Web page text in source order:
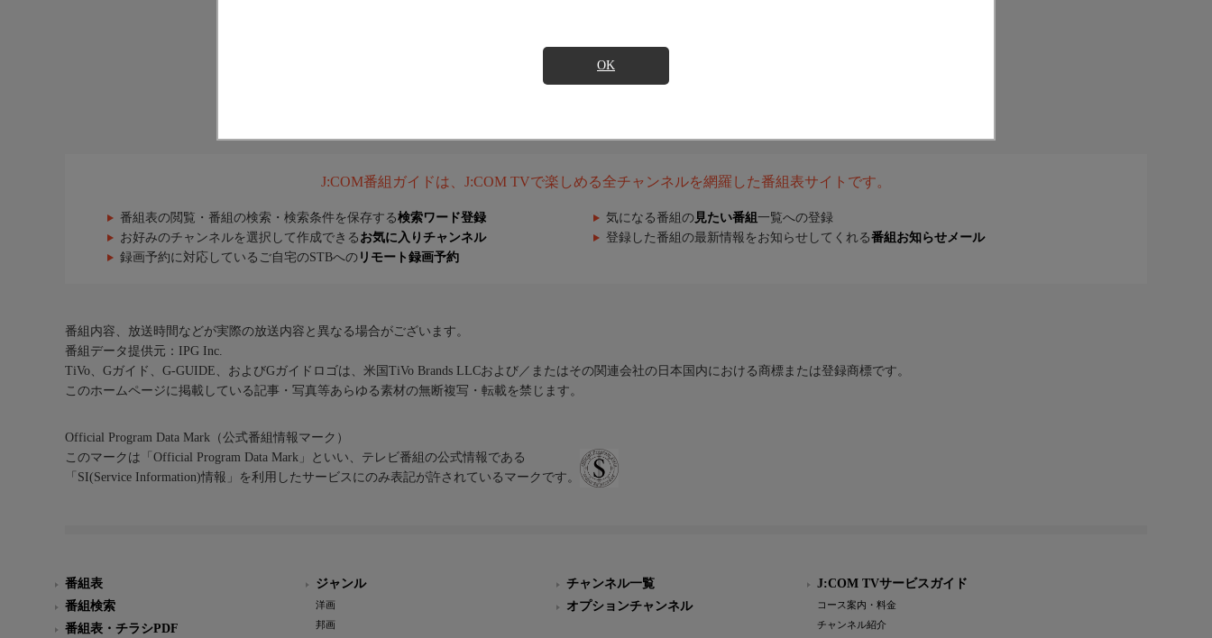
OK
J:COM番組ガイドは、J:COM TVで楽しめる全チャンネルを網羅した番組表サイトです。
番組表の閲覧・番組の検索・検索条件を保存する検索ワード登録 気になる番組の 見たい番組 一覧への登録
お好みのチャンネルを選択して作成できる お気に入りチャンネル 登録した番組の最新情報をお知らせしてくれる番組お知らせメール
録画予約に対応しているご自宅のSTBへの リモート録画予約
番組内容、放送時間などが実際の放送内容と異なる場合がございます。
番組データ提供元：IPG Inc.
TiVo、Gガイド、G-GUIDE、およびGガイドロゴは、米国TiVo Brands LLCおよび／またはその関連会社の日本国内における商標または登録商標です。
このホームページに掲載している記事・写真等あらゆる素材の無断複写・転載を禁じます。
Official Program Data Mark（公式番組情報マーク）
このマークは「Official Program Data Mark」といい、テレビ番組の公式情報である
「SI(Service Information)情報」を利用したサービスにのみ表記が許されているマークです。
番組表
番組検索
番組表・チラシPDF
ジャンル
洋画
邦画
チャンネル一覧
オプションチャンネル
J:COM TVサービスガイド
コース案内・料金
チャンネル紹介